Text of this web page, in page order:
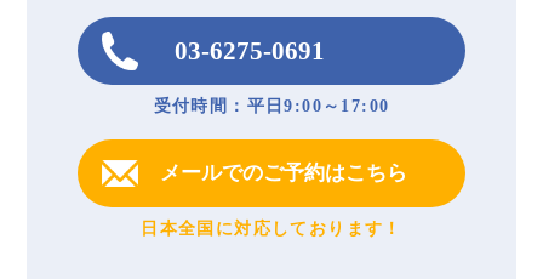
03-6275-0691
受付時間：平日9:00～17:00
メールでのご予約はこちら
日本全国に対応しております！